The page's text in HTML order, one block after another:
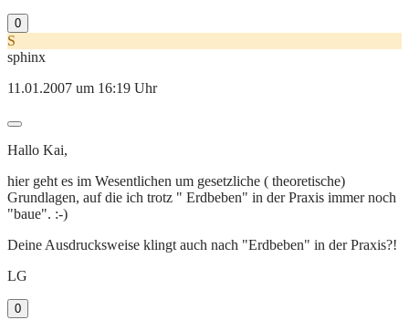
0
S
sphinx
11.01.2007 um 16:19 Uhr
Hallo Kai,
hier geht es im Wesentlichen um gesetzliche ( theoretische)
Grundlagen, auf die ich trotz " Erdbeben" in der Praxis immer noch
"baue". :-)
Deine Ausdrucksweise klingt auch nach "Erdbeben" in der Praxis?!
LG
0